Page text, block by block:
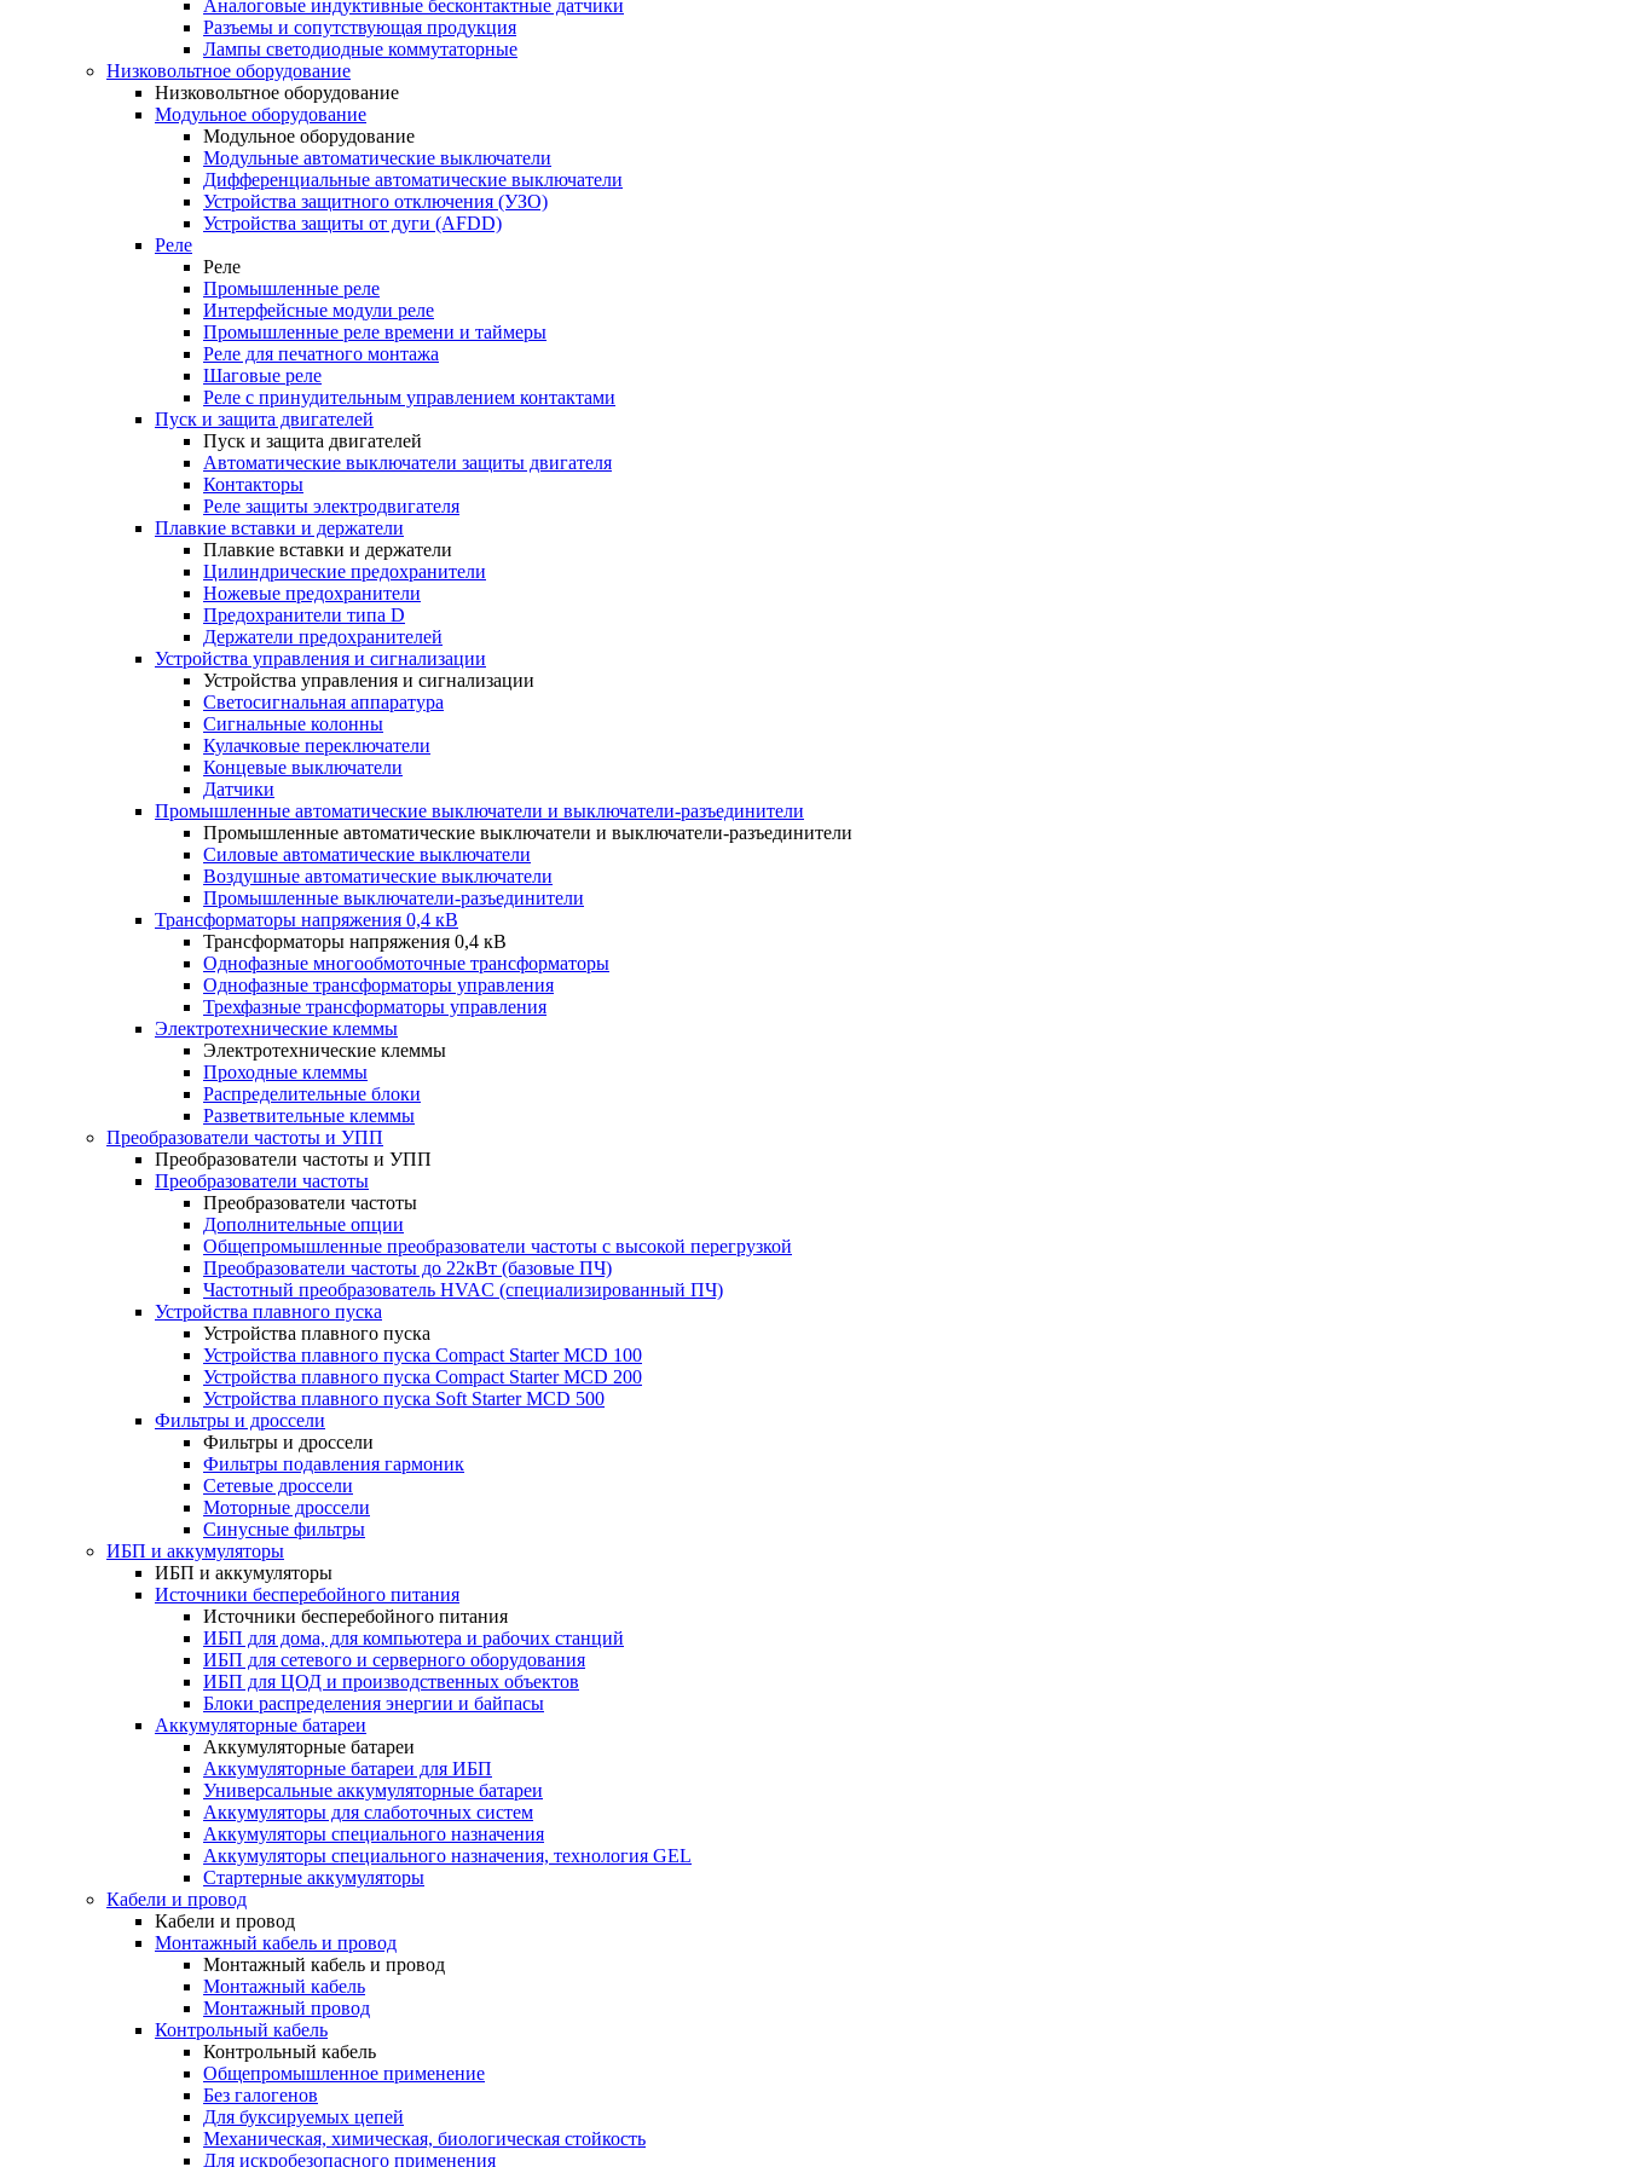
Аналоговые индуктивные бесконтактные датчики
Разъемы и сопутствующая продукция
Лампы светодиодные коммутаторные
Низковольтное оборудование
Низковольтное оборудование
Модульное оборудование
Модульное оборудование
Модульные автоматические выключатели
Дифференциальные автоматические выключатели
Устройства защитного отключения (УЗО)
Устройства защиты от дуги (AFDD)
Реле
Реле
Промышленные реле
Интерфейсные модули реле
Промышленные реле времени и таймеры
Реле для печатного монтажа
Шаговые реле
Реле с принудительным управлением контактами
Пуск и защита двигателей
Пуск и защита двигателей
Автоматические выключатели защиты двигателя
Контакторы
Реле защиты электродвигателя
Плавкие вставки и держатели
Плавкие вставки и держатели
Цилиндрические предохранители
Ножевые предохранители
Предохранители типа D
Держатели предохранителей
Устройства управления и сигнализации
Устройства управления и сигнализации
Светосигнальная аппаратура
Сигнальные колонны
Кулачковые переключатели
Концевые выключатели
Датчики
Промышленные автоматические выключатели и выключатели-разъединители
Промышленные автоматические выключатели и выключатели-разъединители
Силовые автоматические выключатели
Воздушные автоматические выключатели
Промышленные выключатели-разъединители
Трансформаторы напряжения 0,4 кВ
Трансформаторы напряжения 0,4 кВ
Однофазные многообмоточные трансформаторы
Однофазные трансформаторы управления
Трехфазные трансформаторы управления
Электротехнические клеммы
Электротехнические клеммы
Проходные клеммы
Распределительные блоки
Разветвительные клеммы
Преобразователи частоты и УПП
Преобразователи частоты и УПП
Преобразователи частоты
Преобразователи частоты
Дополнительные опции
Общепромышленные преобразователи частоты с высокой перегрузкой
Преобразователи частоты до 22кВт (базовые ПЧ)
Частотный преобразователь HVAC (специализированный ПЧ)
Устройства плавного пуска
Устройства плавного пуска
Устройства плавного пуска Compact Starter MCD 100
Устройства плавного пуска Compact Starter MCD 200
Устройства плавного пуска Soft Starter MCD 500
Фильтры и дроссели
Фильтры и дроссели
Фильтры подавления гармоник
Сетевые дроссели
Моторные дроссели
Синусные фильтры
ИБП и аккумуляторы
ИБП и аккумуляторы
Источники бесперебойного питания
Источники бесперебойного питания
ИБП для дома, для компьютера и рабочих станций
ИБП для сетевого и серверного оборудования
ИБП для ЦОД и производственных объектов
Блоки распределения энергии и байпасы
Аккумуляторные батареи
Аккумуляторные батареи
Аккумуляторные батареи для ИБП
Универсальные аккумуляторные батареи
Аккумуляторы для слаботочных систем
Аккумуляторы специального назначения
Аккумуляторы специального назначения, технология GEL
Стартерные аккумуляторы
Кабели и провод
Кабели и провод
Монтажный кабель и провод
Монтажный кабель и провод
Монтажный кабель
Монтажный провод
Контрольный кабель
Контрольный кабель
Общепромышленное применение
Без галогенов
Для буксируемых цепей
Механическая, химическая, биологическая стойкость
Для искробезопасного применения